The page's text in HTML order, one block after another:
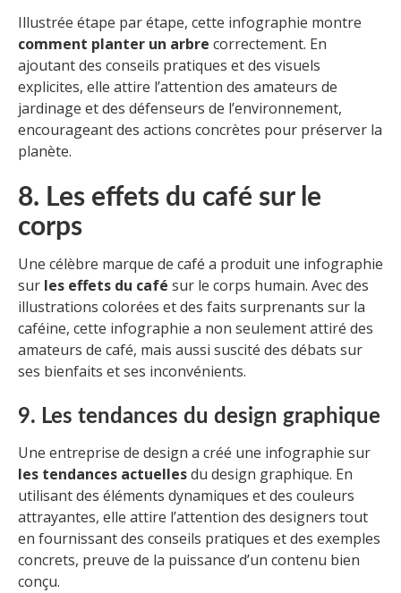
Illustrée étape par étape, cette infographie montre
comment planter un arbre correctement. En
ajoutant des conseils pratiques et des visuels
explicites, elle attire l’attention des amateurs de
jardinage et des défenseurs de l’environnement,
encourageant des actions concrètes pour préserver la
planète.
8. Les effets du café sur le
corps
Une célèbre marque de café a produit une infographie
sur les effets du café sur le corps humain. Avec des
illustrations colorées et des faits surprenants sur la
caféine, cette infographie a non seulement attiré des
amateurs de café, mais aussi suscité des débats sur
ses bienfaits et ses inconvénients.
9. Les tendances du design graphique
Une entreprise de design a créé une infographie sur
les tendances actuellesdu design graphique. En
utilisant des éléments dynamiques et des couleurs
attrayantes, elle attire l’attention des designers tout
en fournissant des conseils pratiques et des exemples
concrets, preuve de la puissance d’un contenu bien
conçu.